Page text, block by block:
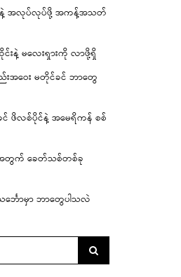
းနဲ့ အလုပ်လုပ်ဖို့ အကန့်အသတ်
ထိုင်းနဲ့ မလေးရှားကို လာဖို့ရှိ
အဝေး မတိုင်ခင် ဘာတွေ
င် ဖိလစ်ပိုင်နဲ့ အမေရိကန် စစ်
အတွက် ခေတ်သစ်တစ်ခု
င်္ဘောမှာ ဘာတွေပါသလဲ